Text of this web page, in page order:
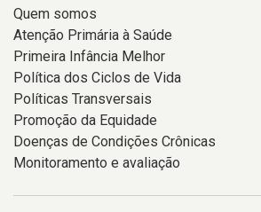
Quem somos
Atenção Primária à Saúde
Primeira Infância Melhor
Política dos Ciclos de Vida
Políticas Transversais
Promoção da Equidade
Doenças de Condições Crônicas
Monitoramento e avaliação